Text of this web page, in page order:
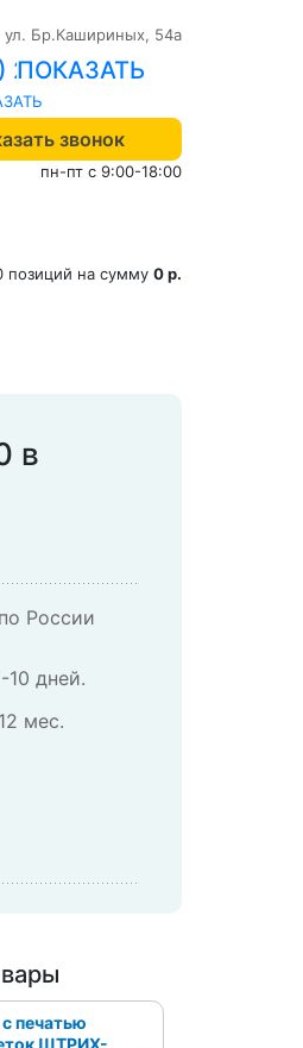
ул. Бр.Кашириных, 54а
242-04-09
звонок
пн-пт с 9:00-18:00
позиций на сумму0 р.
в
России
10 дней.
мес.
печатью
ШТРИХ-